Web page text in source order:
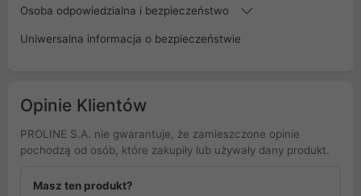
Osoba odpowiedzialna i bezpieczeństwo
Uniwersalna informacja o bezpieczeństwie
Opinie Klientów
PROLINE S.A. nie gwarantuje, że zamieszczone opinie
pochodzą od osób, które zakupiły lub używały dany produkt.
Masz ten produkt?